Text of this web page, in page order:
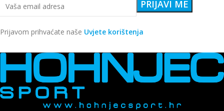
Prijavom prihvaćate naše Uvjete korištenja